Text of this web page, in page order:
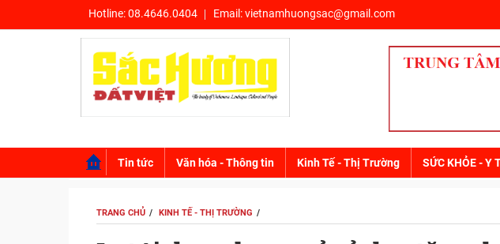
Hotline:08.4646.0404 Email:vietnamhuongsac@gmail.com
Tin tức Văn hóa - Thông tin Kinh Tế - Thị Trường SỨC KHỎE - Y
TRANG CHỦ KINH TẾ - THỊ TRƯỜNG